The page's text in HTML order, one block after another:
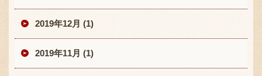
2019年12月 (1)
2019年11月 (1)